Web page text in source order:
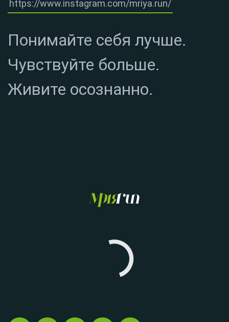
https://www.instagram.com/mriya.run/
Понимайте себя лучше.
Чувствуйте больше.
Живите осознанно.